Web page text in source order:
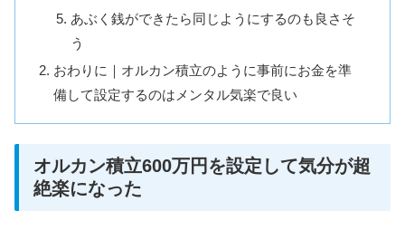
あぶく銭ができたら同じようにするのも良さそ
う
おわりに｜オルカン積立のように事前にお金を準
備して設定するのはメンタル気楽で良い
オルカン積立600万円を設定して気分が超
絶楽になった